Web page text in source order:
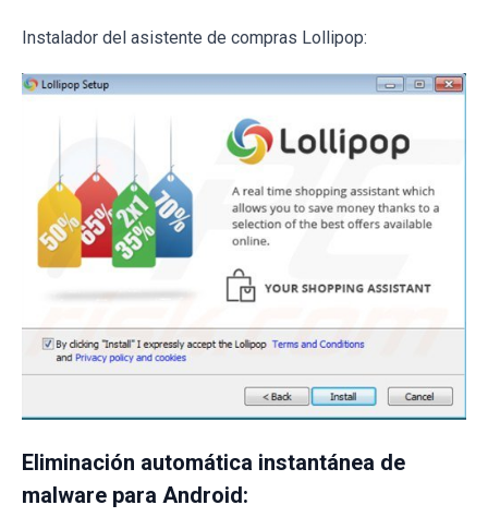
Instalador del asistente de compras Lollipop:
Eliminación automática instantánea de
malware para Android: